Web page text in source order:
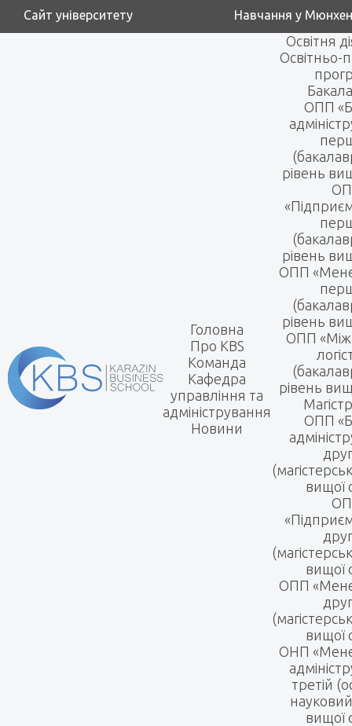
Сайт університету Навчання у
Головна
Про KBS
Команда
Кафедра
управління та
адміністрування
Новини
Освітня
Освітньо-
ОПП
рівень
рівень
ОПП
рівень
ОПП
рівень
ОПП
вищої
вищої
ОПП
вищої
ОНП
третій
вищої